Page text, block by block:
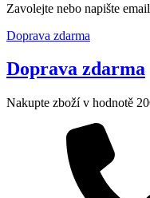
Zavolejte nebo napište
Doprava zdarma
Doprava zdarma
Nakupte zboží v hodnotě